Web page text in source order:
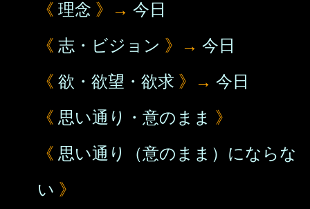
《 理念 》→ 今日
《 志・ビジョン 》→ 今日
《 欲・欲望・欲求 》→ 今日
《 思い通り・意のまま 》
《 思い通り（意のまま）にならな
い 》